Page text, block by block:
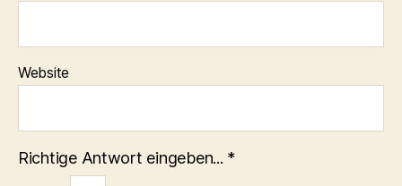
Website
Richtige Antwort eingeben... *